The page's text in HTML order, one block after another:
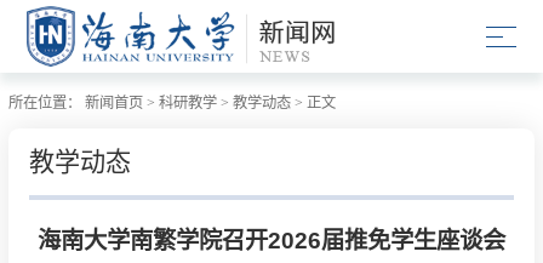
所在位置： 新闻首页 > 科研教学 > 教学动态 > 正文
教学动态
海南大学南繁学院召开2026届推免学生座谈会